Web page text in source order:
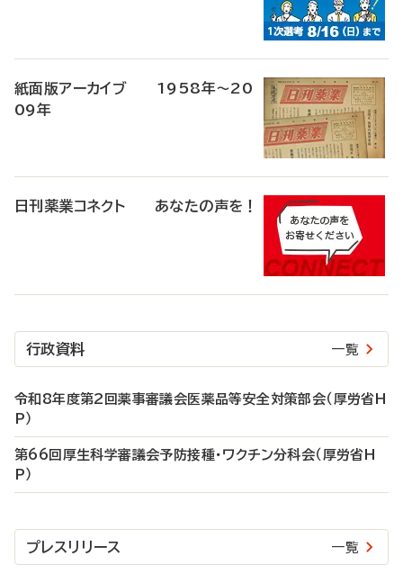
紙面版アーカイブ 1958年～20
09年
日刊薬業コネクト あなたの声を！
行政資料 一覧
令和8年度第2回薬事審議会医薬品等安全対策部会（厚労省H
P）
第66回厚生科学審議会予防接種・ワクチン分科会（厚労省H
P）
プレスリリース 一覧